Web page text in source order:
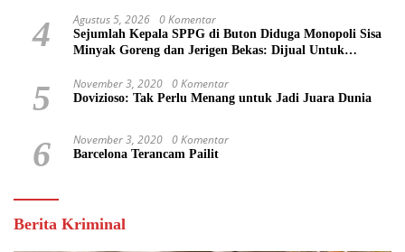
4 Agustus 5, 2026 0 Komentar
Sejumlah Kepala SPPG di Buton Diduga Monopoli Sisa
Minyak Goreng dan Jerigen Bekas: Dijual Untuk
5 November 3, 2020 0 Komentar
Dovizioso: Tak Perlu Menang untuk Jadi Juara Dunia
6 November 3, 2020 0 Komentar
Barcelona Terancam Pailit
Berita Kriminal